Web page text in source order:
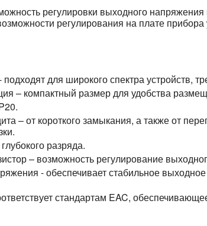
регулировки выходного напряжения
регулирования на плате
подходят для широкого спектра устройств,
– компактный размер для удобства
– от короткого замыкания, а также от
разряда.
– возможность регулирование
- обеспечивает стабильное
стандартам EAC,